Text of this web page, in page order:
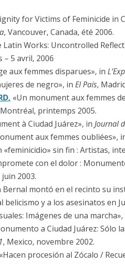
for Victims of Feminicide in
, Vancouver, Canada, été 2006.
Latin Works: Uncontrolled
– 5 avril, 2006
aux femmes disparues», in
de negro», in El País,
, «Un monument aux femmes
printemps 2005.
à Ciudad Juárez», in Journal
aux femmes oubliées»,
«feminicidio» sin fin : Artistas,
con el dolor :
2003.
Bernal montó en el recinto su
y a los asesinatos en
Imágenes de una marcha»,
a Ciudad Juárez: Sólo
, Mexico, novembre 2002.
«Hacen procesión al Zócalo /